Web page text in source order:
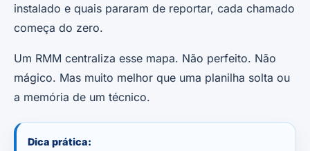
instalado e quais pararam de reportar, cada chamado
começa do zero.
Um RMM centraliza esse mapa. Não perfeito. Não
mágico. Mas muito melhor que uma planilha solta ou
a memória de um técnico.
Dica prática: